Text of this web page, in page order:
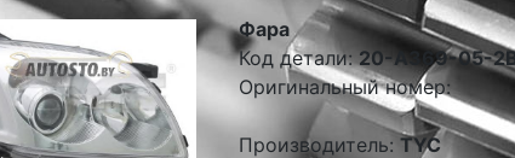
Фара
Код детали:20-A369-05-
Оригинальный номер:
Производитель: TYC